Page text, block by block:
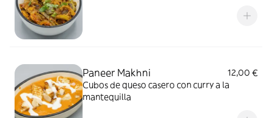
Paneer Makhni
12,00 €
Cubos de queso casero con curry a la
mantequilla